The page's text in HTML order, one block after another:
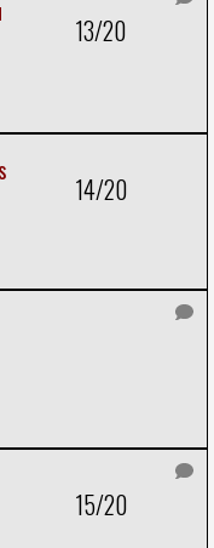
13/20
14/20
15/20